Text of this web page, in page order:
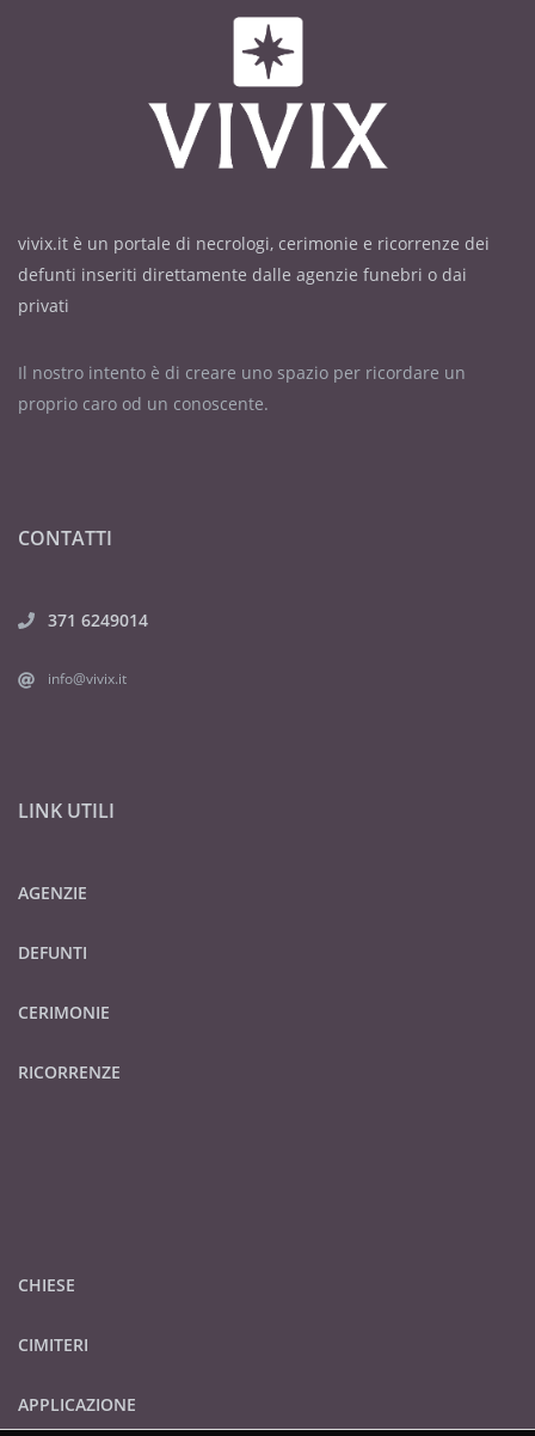
vivix.it è un portale di necrologi, cerimonie e ricorrenze dei
defunti inseriti direttamente dalle agenzie funebri o dai
privati
Il nostro intento è di creare uno spazio per ricordare un
proprio caro od un conoscente.
CONTATTI
371 6249014
info@vivix.it
LINK UTILI
AGENZIE
DEFUNTI
CERIMONIE
RICORRENZE
CHIESE
CIMITERI
APPLICAZIONE